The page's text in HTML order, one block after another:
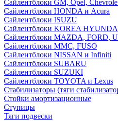
Сайлентблоки GM, Opel,
Сайлентблоки HONDA и Acura
Сайлентблоки ISUZU
Сайлентблоки KOREA
Сайлентблоки MAZDA, FORD,
Сайлентблоки MMC, FUSO
Сайлентблоки NISSAN и Infiniti
Сайлентблоки SUBARU
Сайлентблоки SUZUKI
Сайлентблоки TOYOTA и Lexus
Стабилизаторы (тяги
Стойки амортизационные
Ступицы
Тяги подвески